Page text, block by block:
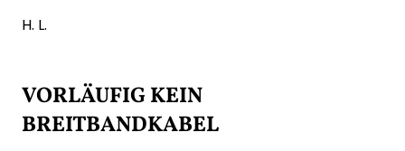
H. L.
VORLÄUFIG KEIN
BREITBANDKABEL